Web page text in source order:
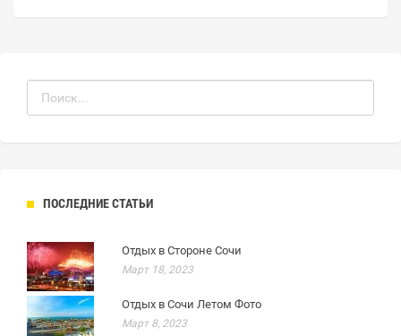
ПОСЛЕДНИЕ СТАТЬИ
Отдых в Стороне Сочи
Март 18, 2023
Отдых в Сочи Летом Фото
Март 8, 2023